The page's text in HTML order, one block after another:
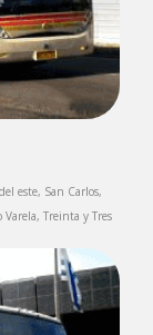
este, San Carlos,
Varela, Treinta y Tres